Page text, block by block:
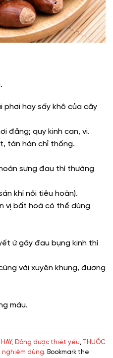
phơi hay sấy khô của cây
đắng; quy kinh can, vị.
tán hàn chỉ thống.
sưng đau thì thường
khí nội tiêu hoàn).
vị bất hoà có thể dùng
ứ gây đau bụng kinh thì
với xuyên khung, đương
máu.
, Đông dược thiết yếu
THUỐC
nghiệm dùng. Bookmark the